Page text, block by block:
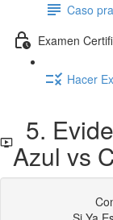
Caso
Examen
Hacer
5.
Azul vs